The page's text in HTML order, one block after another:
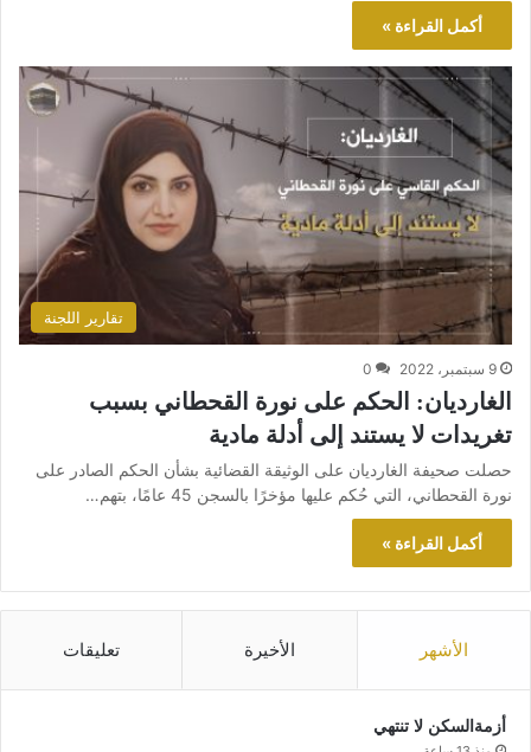
أكمل القراءة »
تقارير اللجنة
9 سبتمبر، 2022 0
الغارديان: الحكم على نورة القحطاني بسبب
تغريدات لا يستند إلى أدلة مادية
حصلت صحيفة الغارديان على الوثيقة القضائية بشأن الحكم الصادر على
نورة القحطاني، التي حُكم عليها مؤخرًا بالسجن 45 عامًا، بتهم…
أكمل القراءة »
الأشهر الأخيرة تعليقات
أزمةالسكن لا تنتهي